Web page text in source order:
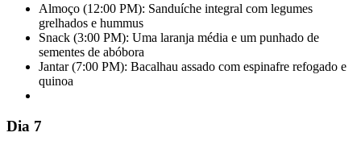
Almoço (12:00 PM): Sanduíche integral com legumes
grelhados e hummus
Snack (3:00 PM): Uma laranja média e um punhado de
sementes de abóbora
Jantar (7:00 PM): Bacalhau assado com espinafre refogado e
quinoa
Dia 7